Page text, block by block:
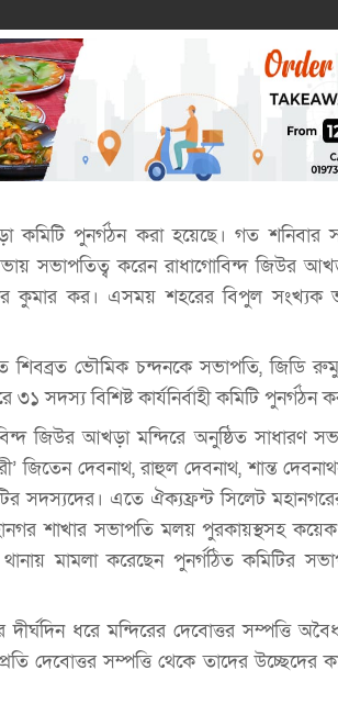
কমিটি পুনর্গঠন করা হয়েছে। গত শনিবার
সভাপতিত্ব করেন রাধাগোবিন্দ জিউর
কুমার কর। এসময় শহরের বিপুল সংখ্যক
শিবব্রত ভৌমিক চন্দনকে সভাপতি, জিডি
সদস্য বিশিষ্ট কার্যনির্বাহী কমিটি পুনর্গঠন
জিউর আখড়া মন্দিরে অনুষ্ঠিত সাধারণ
জিতেন দেবনাথ, রাহুল দেবনাথ, শান্ত
সদস্যদের। এতে ঐক্যফ্রন্ট সিলেট
শাখার সভাপতি মলয় পুরকায়স্থসহ
মামলা করেছেন পুনর্গঠিত কমিটির
ধরে মন্দিরের দেবোত্তর সম্পত্তি
দেবোত্তর সম্পত্তি থেকে তাদের উচ্ছেদের